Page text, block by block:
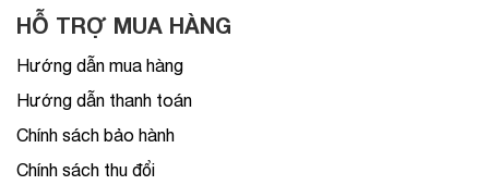
HỖ TRỢ MUA HÀNG
Hướng dẫn mua hàng
Hướng dẫn thanh toán
Chính sách bảo hành
Chính sách thu đổi